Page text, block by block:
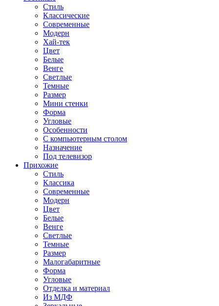
Стиль
Классические
Современные
Модерн
Хай-тек
Цвет
Белые
Венге
Светлые
Темные
Размер
Мини стенки
Форма
Угловые
Особенности
С компьютерным столом
Назначение
Под телевизор
Прихожие
Стиль
Классика
Современные
Модерн
Цвет
Белые
Венге
Светлые
Темные
Размер
Малогабаритные
Форма
Угловые
Отделка и материал
Из МДФ